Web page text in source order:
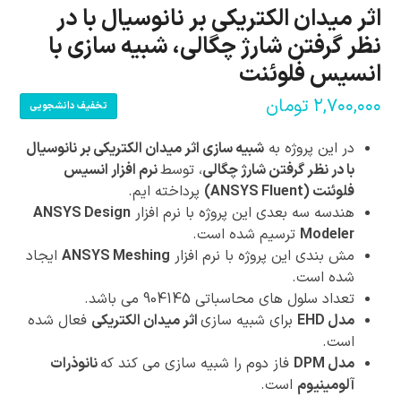
اثر میدان الکتریکی بر نانوسیال با در
نظر گرفتن شارژ چگالی، شبیه سازی با
انسیس فلوئنت
۲,۷۰۰,۰۰۰ تومان تخفیف دانشجویی
در این پروژه بهشبیه سازی اثر میدان الکتریکی بر نانوسیال
با در نظر گرفتن شارژ چگالی، توسطنرم افزار انسیس
فلوئنت (ANSYS Fluent)
پرداخته ایم.
هندسه سه بعدی این پروژه با نرم افزارANSYS Design
Modeler ترسیم شده است.
مش بندی این پروژه با نرم افزار ANSYS Meshing ایجاد
شده است.
تعداد سلول های محاسباتی 904145 می باشد.
مدل EHD
برای شبیه سازیاثر میدان الکتریکی فعال شده
است.
مدل DPM
فاز دوم را شبیه سازی می کند کهنانوذرات
آلومینیوم است.